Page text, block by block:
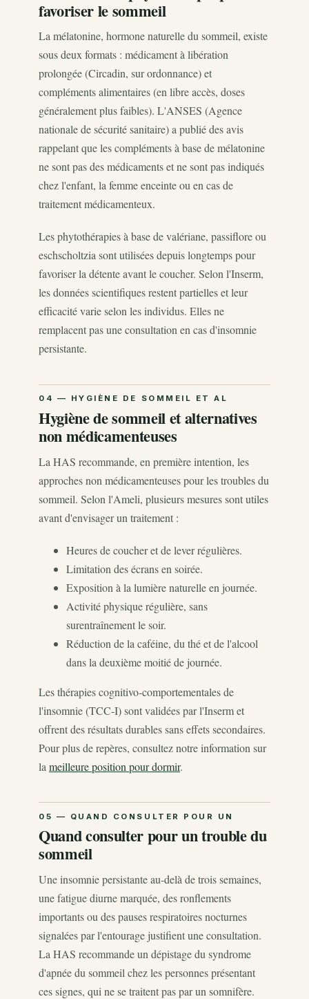
favoriser le sommeil
La mélatonine, hormone naturelle du sommeil, existe
sous deux formats : médicament à libération
prolongée (Circadin, sur ordonnance) et
compléments alimentaires (en libre accès, doses
généralement plus faibles). L'ANSES (Agence
nationale de sécurité sanitaire) a publié des avis
rappelant que les compléments à base de mélatonine
ne sont pas des médicaments et ne sont pas indiqués
chez l'enfant, la femme enceinte ou en cas de
traitement médicamenteux.
Les phytothérapies à base de valériane, passiflore ou
eschscholtzia sont utilisées depuis longtemps pour
favoriser la détente avant le coucher. Selon l'Inserm,
les données scientifiques restent partielles et leur
efficacité varie selon les individus. Elles ne
remplacent pas une consultation en cas d'insomnie
persistante.
Hygiène de sommeil et alternatives
non médicamenteuses
La HAS recommande, en première intention, les
approches non médicamenteuses pour les troubles du
sommeil. Selon l'Ameli, plusieurs mesures sont utiles
avant d'envisager un traitement :
Heures de coucher et de lever régulières.
Limitation des écrans en soirée.
Exposition à la lumière naturelle en journée.
Activité physique régulière, sans
surentraînement le soir.
Réduction de la caféine, du thé et de l'alcool
dans la deuxième moitié de journée.
Les thérapies cognitivo-comportementales de
l'insomnie (TCC-I) sont validées par l'Inserm et
offrent des résultats durables sans effets secondaires.
Pour plus de repères, consultez notre information sur
la meilleure position pour dormir.
Quand consulter pour un trouble du
sommeil
Une insomnie persistante au-delà de trois semaines,
une fatigue diurne marquée, des ronflements
importants ou des pauses respiratoires nocturnes
signalées par l'entourage justifient une consultation.
La HAS recommande un dépistage du syndrome
d'apnée du sommeil chez les personnes présentant
ces signes, qui ne se traitent pas par un somnifère.